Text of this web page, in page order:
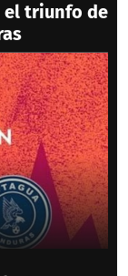
el triunfo de